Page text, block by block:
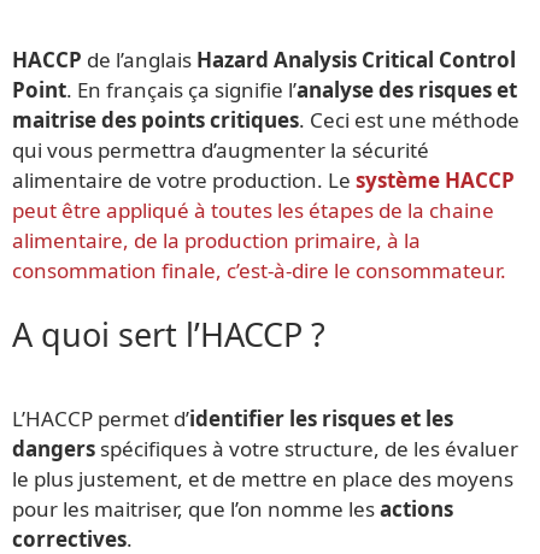
HACCP de l’anglais Hazard Analysis Critical Control
Point. En français ça signifie l’analyse des risques et
maitrise des points critiques. Ceci est une méthode
qui vous permettra d’augmenter la sécurité
alimentaire de votre production. Le système HACCP
peut être appliqué à toutes les étapes de la chaine
alimentaire, de la production primaire, à la
consommation finale, c’est-à-dire le consommateur.
A quoi sert l’HACCP ?
L’HACCP permet d’identifier les risques et les
dangers spécifiques à votre structure, de les évaluer
le plus justement, et de mettre en place des moyens
pour les maitriser, que l’on nomme lesactions
correctives.